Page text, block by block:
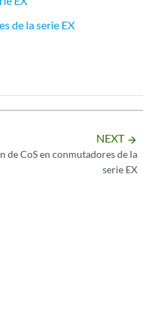
de la serie EX
NEXT arrow_forward
de CoS en conmutadores de la
serie EX